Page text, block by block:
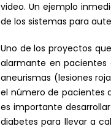
video. Un ejemplo
de los sistemas para
Uno de los proyectos
alarmante en
aneurismas (lesiones
el número de pacientes
es importante
diabetes para llevar a